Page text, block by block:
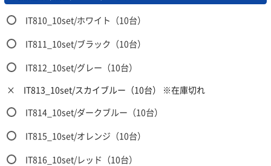
IT810_10set/ホワイト（10台）
IT811_10set/ブラック（10台）
IT812_10set/グレー（10台）
×
IT813_10set/スカイブルー（10台） ※在庫切れ
IT814_10set/ダークブルー（10台）
IT815_10set/オレンジ（10台）
IT816_10set/レッド（10台）